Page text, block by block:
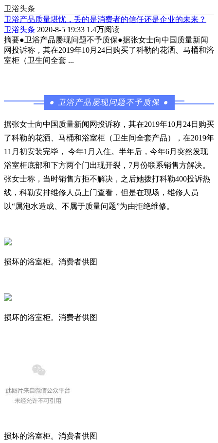
卫浴头条
卫浴产品质量堪忧，丢的是消费者的信任还是企业的未来？
卫浴头条 2020-8-5 19:33 1.4万阅读
摘要●卫浴产品屡现问题不予质保●据张女士向中国质量新闻
网投诉称，其在2019年10月24日购买了科勒的花洒、马桶和浴
室柜（卫生间全套 ...
● 卫浴产品屡现问题不予质保 ●
据张女士向中国质量新闻网投诉称，其在2019年10月24日购买
了科勒的花洒、马桶和浴室柜（卫生间全套产品），在2019年
11月初安装完毕， 今年1月入住。半年后，今年6月突然发现
浴室柜底部和下方两个门出现开裂，7月份联系销售方解决。
张女士称，当时销售方拒不解决，之后她拨打科勒400投诉热
线，科勒安排维修人员上门查看，但是在现场，维修人员
以“属泡水造成、不属于质量问题”为由拒绝维修。
损坏的浴室柜。消费者供图
损坏的浴室柜。消费者供图
损坏的浴室柜。消费者供图